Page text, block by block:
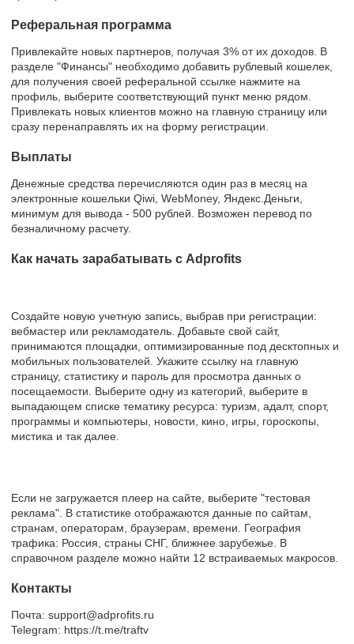
Реферальная программа
Привлекайте новых партнеров, получая 3% от их доходов. В
разделе "Финансы" необходимо добавить рублевый кошелек,
для получения своей реферальной ссылке нажмите на
профиль, выберите соответствующий пункт меню рядом.
Привлекать новых клиентов можно на главную страницу или
сразу перенаправлять их на форму регистрации.
Выплаты
Денежные средства перечисляются один раз в месяц на
электронные кошельки Qiwi, WebMoney, Яндекс.Деньги,
минимум для вывода - 500 рублей. Возможен перевод по
безналичному расчету.
Как начать зарабатывать с Adprofits
Создайте новую учетную запись, выбрав при регистрации:
вебмастер или рекламодатель. Добавьте свой сайт,
принимаются площадки, оптимизированные под десктопных и
мобильных пользователей. Укажите ссылку на главную
страницу, статистику и пароль для просмотра данных о
посещаемости. Выберите одну из категорий, выберите в
выпадающем списке тематику ресурса: туризм, адалт, спорт,
программы и компьютеры, новости, кино, игры, гороскопы,
мистика и так далее.
Если не загружается плеер на сайте, выберите "тестовая
реклама". В статистике отображаются данные по сайтам,
странам, операторам, браузерам, времени. География
трафика: Россия, страны СНГ, ближнее зарубежье. В
справочном разделе можно найти 12 встраиваемых макросов.
Контакты
Почта: support@adprofits.ru
Telegram: https://t.me/traftv